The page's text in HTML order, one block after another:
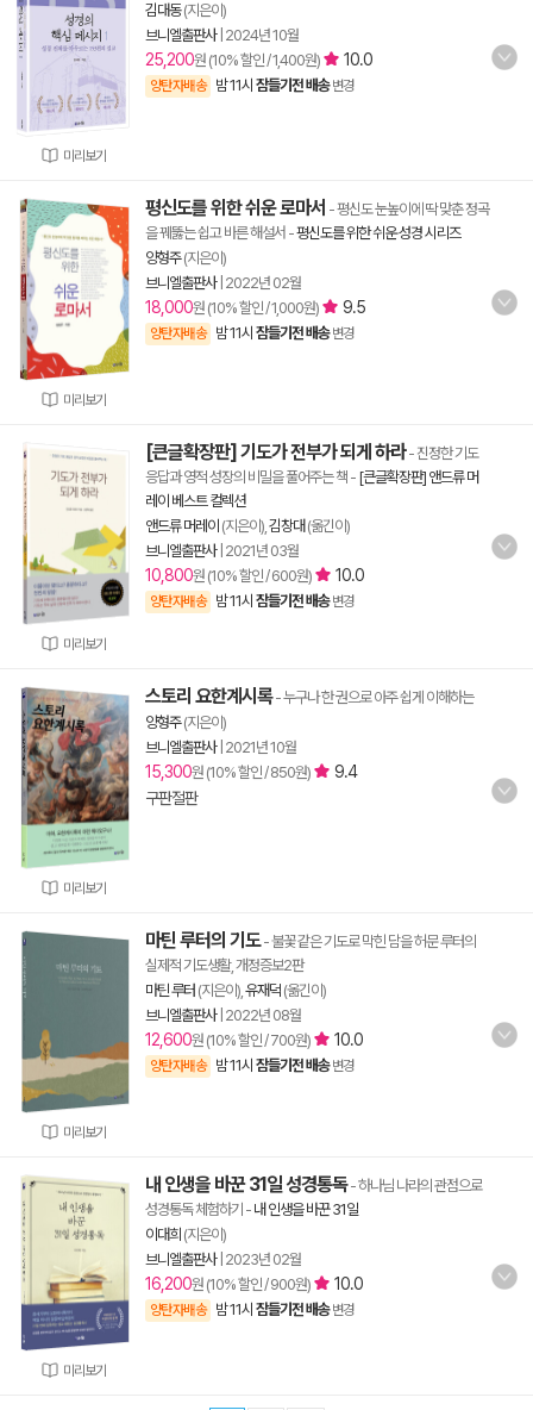
미리보기
김대동(지은이)
브니엘출판사| 2024년 10월
25,200원 (10% 할인 / 1,400원) 10.0
양탄자배송 밤 11시 잠들기전 배송 변경
미리보기
평신도를 위한 쉬운 로마서 - 평신도 눈높이에 딱 맞춘 정곡
을 꿰뚫는 쉽고 바른 해설서 -평신도를 위한 쉬운 성경 시리즈
양형주(지은이)
브니엘출판사| 2022년 02월
18,000원 (10% 할인 / 1,000원) 9.5
양탄자배송 밤 11시 잠들기전 배송 변경
미리보기
[큰글확장판] 기도가 전부가 되게 하라- 진정한 기도
응답과 영적 성장의 비밀을 풀어주는 책 - [큰글확장판] 앤드류 머
레이 베스트 컬렉션
앤드류 머레이 (지은이), 김창대 (옮긴이)
브니엘출판사| 2021년 03월
10,800원 (10% 할인 / 600원) 10.0
양탄자배송 밤 11시 잠들기전 배송 변경
미리보기
스토리 요한계시록- 누구나 한 권으로 아주 쉽게 이해하는
양형주(지은이)
브니엘출판사| 2021년 10월
15,300원 (10% 할인 / 850원)
9.4
구판절판
미리보기
마틴 루터의 기도- 불꽃 같은 기도로 막힌 담을 허문 루터의
실제적 기도생활, 개정증보2판
마틴 루터 (지은이), 유재덕 (옮긴이)
브니엘출판사| 2022년 08월
12,600원 (10% 할인 / 700원) 10.0
양탄자배송 밤 11시 잠들기전 배송 변경
미리보기
내 인생을 바꾼 31일 성경통독- 하나님 나라의 관점으로
성경통독 체험하기 - 내 인생을 바꾼 31일
이대희 (지은이)
브니엘출판사| 2023년 02월
16,200원 (10% 할인 / 900원) 10.0
양탄자배송 밤 11시 잠들기전 배송 변경